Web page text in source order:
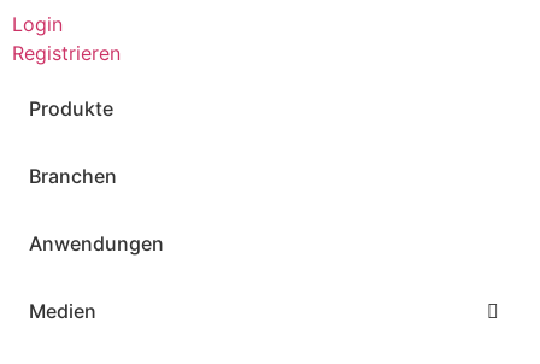
Login
Registrieren
Produkte
Branchen
Anwendungen
Medien